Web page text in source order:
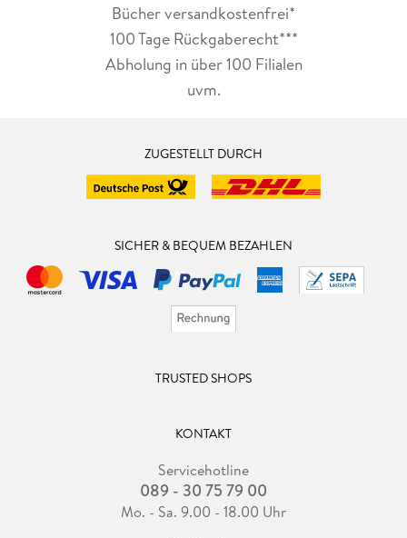
Bücher versandkostenfrei*
100 Tage Rückgaberecht***
Abholung in über 100 Filialen
uvm.
ZUGESTELLT DURCH
SICHER & BEQUEM BEZAHLEN
TRUSTED SHOPS
KONTAKT
Servicehotline
089 - 30 75 79 00
Mo. - Sa. 9.00 - 18.00 Uhr